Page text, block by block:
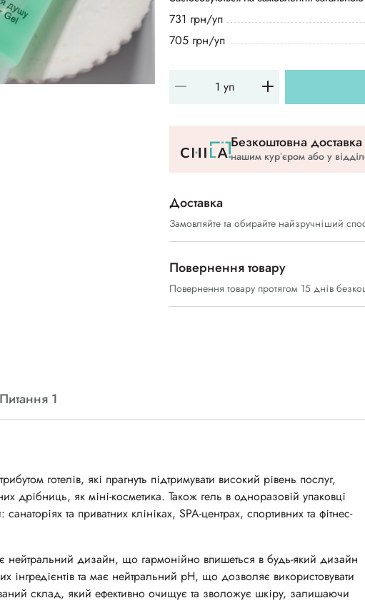
731 грн/уп
705 грн/уп
Безкоштовна
нашим курʼєром або у
Доставка
Замовляйте та обирайте найзручніший
Повернення товару
Повернення товару протягом 15 днів
Питання 1
готелів, які прагнуть підтримувати високий рівень послуг,
дрібниць, як міні-косметика. Також гель в одноразовій упаковці
та приватних клініках, SPA-центрах, спортивних та фітнес-
дизайн, що гармонійно впишеться в будь-який дизайн
інгредієнтів та має нейтральний рН, що дозволяє використовувати
склад, який ефективно очищує та зволожує шкіру, залишаючи